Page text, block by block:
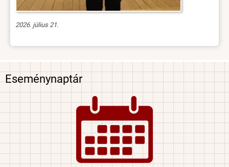
2026. július 21.
Eseménynaptár
Image